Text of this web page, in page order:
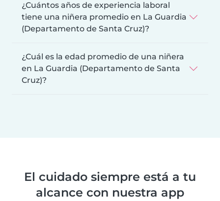
¿Cuántos años de experiencia laboral
tiene una niñera promedio en La Guardia
(Departamento de Santa Cruz)?
¿Cuál es la edad promedio de una niñera
en La Guardia (Departamento de Santa
Cruz)?
El cuidado siempre está a tu
alcance con nuestra app